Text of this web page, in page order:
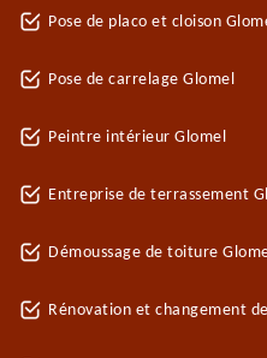
Pose de placo et cloison
Pose de carrelage Glomel
Peintre intérieur Glomel
Entreprise de terrassement
Démoussage de toiture
Rénovation et changement